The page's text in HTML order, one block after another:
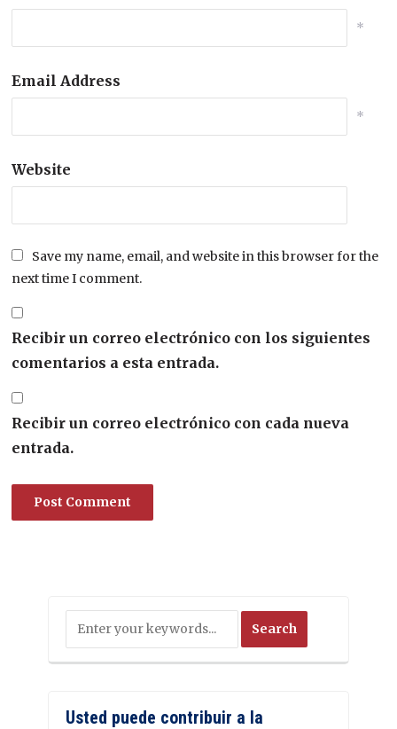
*
Email Address
*
Website
Save my name, email, and website in this browser for the
next time I comment.
Recibir un correo electrónico con los siguientes
comentarios a esta entrada.
Recibir un correo electrónico con cada nueva
entrada.
Usted puede contribuir a la